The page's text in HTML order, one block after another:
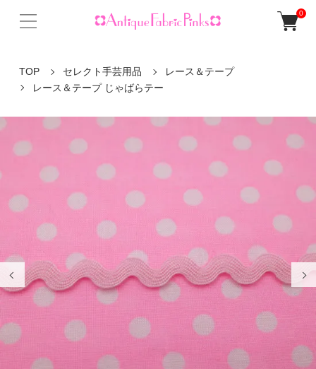
0
TOP セレクト手芸用品
レース＆テープ
レース＆テープ じゃばらテー